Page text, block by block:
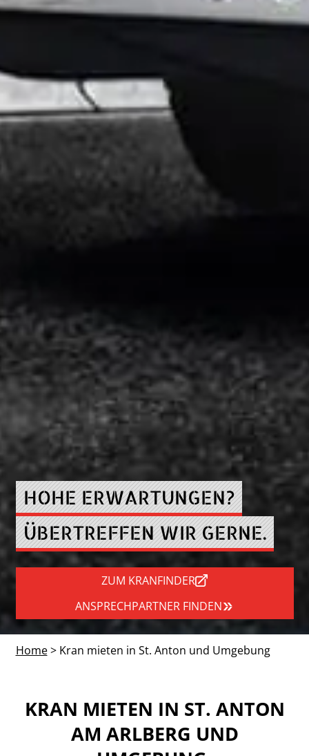
HOHE ERWARTUNGEN?
ÜBERTREFFEN WIR GERNE.
ZUM KRANFINDER
ANSPRECHPARTNER FINDEN
Home> Kran mieten in St. Anton und Umgebung
KRAN MIETEN IN ST. ANTON
AM ARLBERG UND